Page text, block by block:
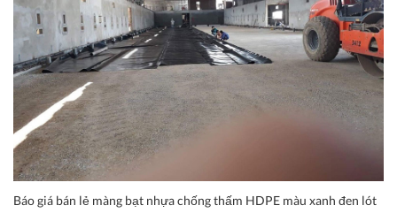
Báo giá bán lẻ màng bạt nhựa chống thấm HDPE màu xanh đen lót